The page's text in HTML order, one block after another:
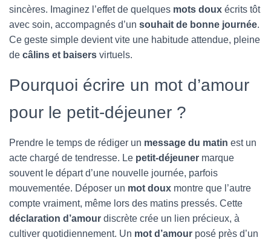
sincères. Imaginez l’effet de quelques mots doux écrits tôt
avec soin, accompagnés d’un souhait de bonne journée.
Ce geste simple devient vite une habitude attendue, pleine
de câlins et baisers virtuels.
Pourquoi écrire un mot d’amour
pour le petit-déjeuner ?
Prendre le temps de rédiger un message du matin est un
acte chargé de tendresse. Le petit-déjeuner marque
souvent le départ d’une nouvelle journée, parfois
mouvementée. Déposer un mot doux montre que l’autre
compte vraiment, même lors des matins pressés. Cette
déclaration d’amour discrète crée un lien précieux, à
cultiver quotidiennement. Un mot d’amour posé près d’un